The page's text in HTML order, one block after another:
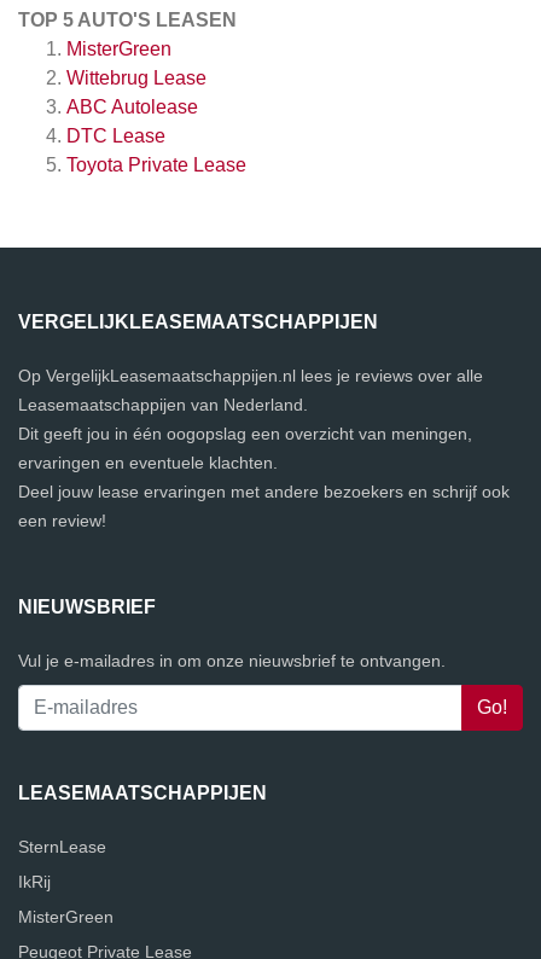
TOP 5 AUTO'S LEASEN
MisterGreen
Wittebrug Lease
ABC Autolease
DTC Lease
Toyota Private Lease
VERGELIJKLEASEMAATSCHAPPIJEN
Op VergelijkLeasemaatschappijen.nl lees je reviews over alle
Leasemaatschappijen van Nederland.
Dit geeft jou in één oogopslag een overzicht van meningen,
ervaringen en eventuele klachten.
Deel jouw lease ervaringen met andere bezoekers en schrijf ook
een review!
NIEUWSBRIEF
Vul je e-mailadres in om onze nieuwsbrief te ontvangen.
LEASEMAATSCHAPPIJEN
SternLease
IkRij
MisterGreen
Peugeot Private Lease